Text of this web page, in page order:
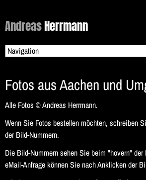
AndreasHerrmann
Zielseite
Fotos aus Aachen und
Alle Fotos © Andreas Herrmann.
Wenn Sie Fotos bestellen möchten, schreiben
der Bild-Nummern.
Die Bild-Nummern sehen Sie beim "hovern"
eMail-Anfrage können Sie nach Anklicken der